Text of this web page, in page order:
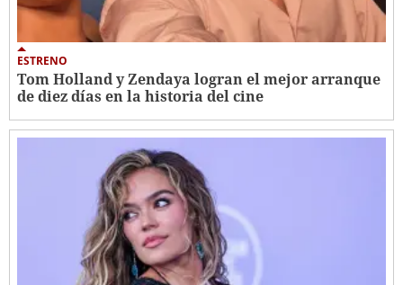
ESTRENO
Tom Holland y Zendaya logran el mejor arranque
de diez días en la historia del cine